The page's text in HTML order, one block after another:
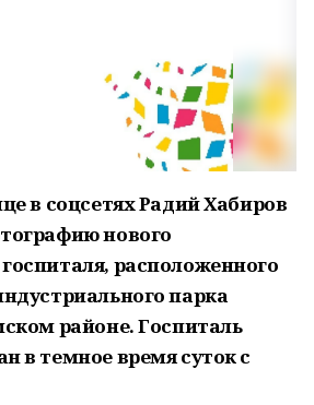
в соцсетях Радий Хабиров
нового
расположенного
парка
районе. Госпиталь
в темное время суток с